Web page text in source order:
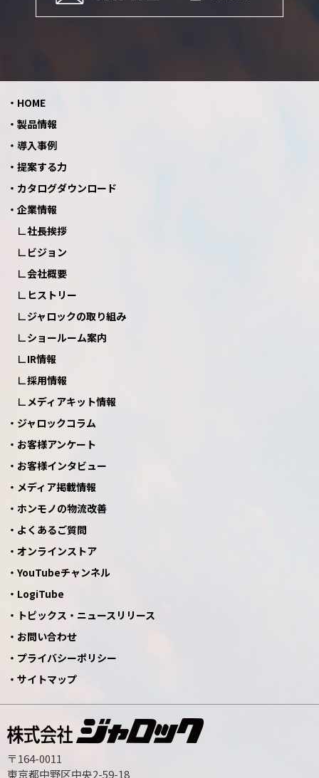
HOME
製品情報
導入事例
提案する力
カタログダウンロード
企業情報
社長挨拶
ビジョン
会社概要
ヒストリー
ジャロックの取り組み
ショールーム案内
IR情報
採用情報
メディアキット情報
ジャロックコラム
お客様アンケート
お客様インタビュー
メディア掲載情報
ホンモノの物流改善
よくあるご質問
オンラインストア
YouTubeチャンネル
LogiTube
トピックス・ニュースリリース
お問い合わせ
プライバシーポリシー
サイトマップ
〒164-0011
東京都中野区中央2-59-18